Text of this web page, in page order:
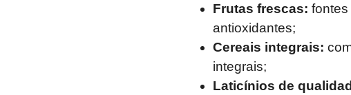
Frutas frescas: fontes
antioxidantes;
Cereais integrais:
integrais;
Laticínios de